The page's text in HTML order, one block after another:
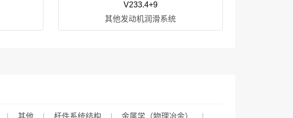
V233.4+9
其他发动机润滑系统
其他 杆件系统结构 金属学（物理冶金）